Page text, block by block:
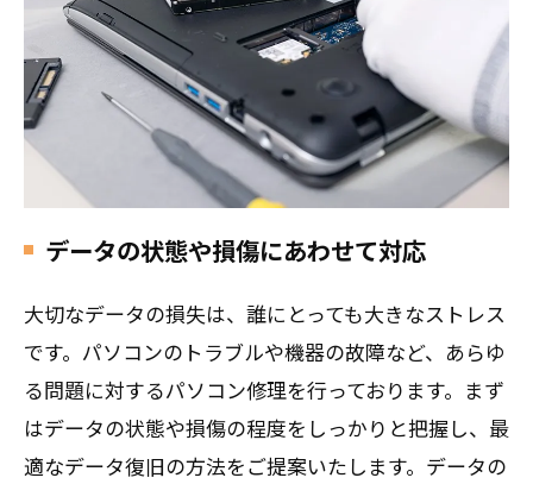
データの状態や損傷にあわせて対応
大切なデータの損失は、誰にとっても大きなストレス
です。パソコンのトラブルや機器の故障など、あらゆ
る問題に対するパソコン修理を行っております。まず
はデータの状態や損傷の程度をしっかりと把握し、最
適なデータ復旧の方法をご提案いたします。データの